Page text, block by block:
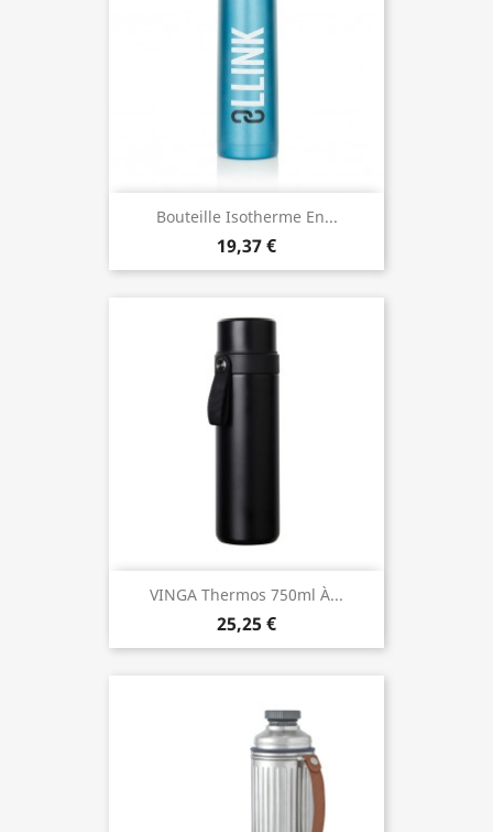
Bouteille Isotherme En...
19,37 €
VINGA Thermos 750ml À...
25,25 €